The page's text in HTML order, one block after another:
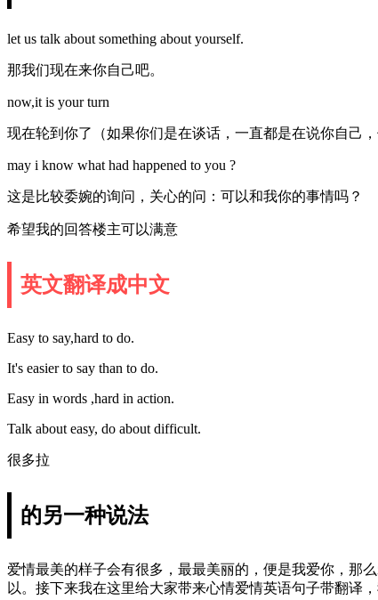
let us talk about something about yourself.
那我们现在来你自己吧。
now,it is your turn
现在轮到你了（如果你们是在谈话，一直都是在说你自己
may i know what had happened to you ?
这是比较委婉的询问，关心的问：可以和我你的事情吗？
希望我的回答楼主可以满意
英文翻译成中文
Easy to say,hard to do.
It's easier to say than to do.
Easy in words ,hard in action.
Talk about easy, do about difficult.
很多拉
的另一种说法
爱情最美的样子会有很多，最最美丽的，便是我爱你，那
以。接下来我在这里给大家带来心情爱情英语句子带翻译